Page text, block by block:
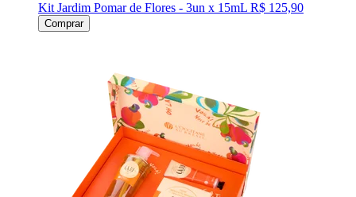
Kit Jardim Pomar de Flores - 3un x 15mL R$ 125,90
Comprar